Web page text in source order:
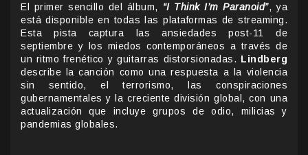
El primer sencillo del álbum, “I Think I’m Paranoid”, ya
está disponible en todas las plataformas de streaming.
Esta pista captura las ansiedades post-11 de
septiembre y los miedos contemporáneos a través de
un ritmo frenético y guitarras distorsionadas. Lindberg
describe la canción como una respuesta a la violencia
sin sentido, el terrorismo, las conspiraciones
gubernamentales y la creciente división global, con una
actualización que incluye grupos de odio, milicias y
pandemias globales.